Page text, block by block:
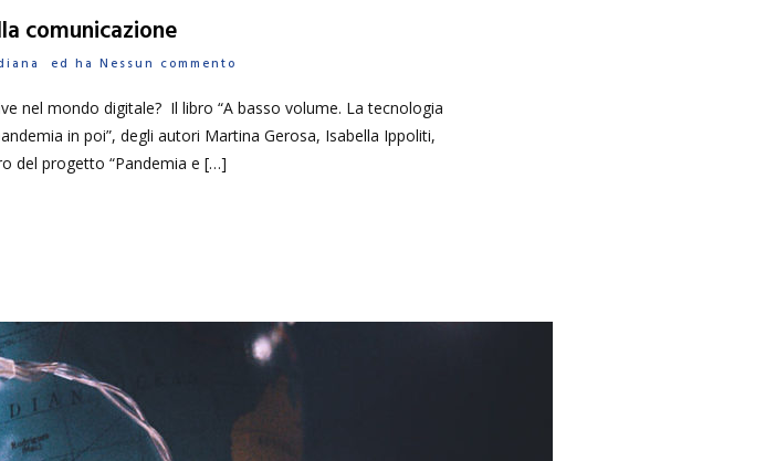
comunicazione
ed ha Nessun commento
nel mondo digitale? Il libro “A basso volume. La tecnologia
in poi”, degli autori Martina Gerosa, Isabella Ippoliti,
del progetto “Pandemia e […]